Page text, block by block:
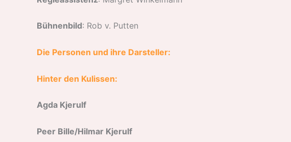
Bühnenbild: Rob v. Putten
Die Personen und ihre Darsteller:
Hinter den Kulissen:
Agda Kjerulf
Peer Bille/Hilmar Kjerulf